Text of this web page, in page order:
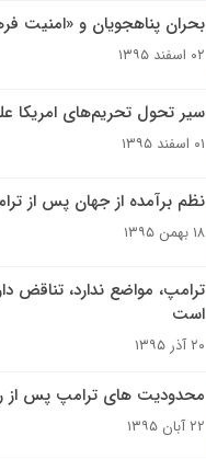
بحران پناهجویان و «امنیت
۰۲ اسفند ۱۳۹۵
سیر تحول تحریم‌های امریکا
۰۱ اسفند ۱۳۹۵
نظم برآمده از جهان پس از
۱۸ بهمن ۱۳۹۵
ترامپ، مواضع ندارد، تناقض
است
۲۰ آذر ۱۳۹۵
محدودیت های ترامپ پس
۲۲ آبان ۱۳۹۵